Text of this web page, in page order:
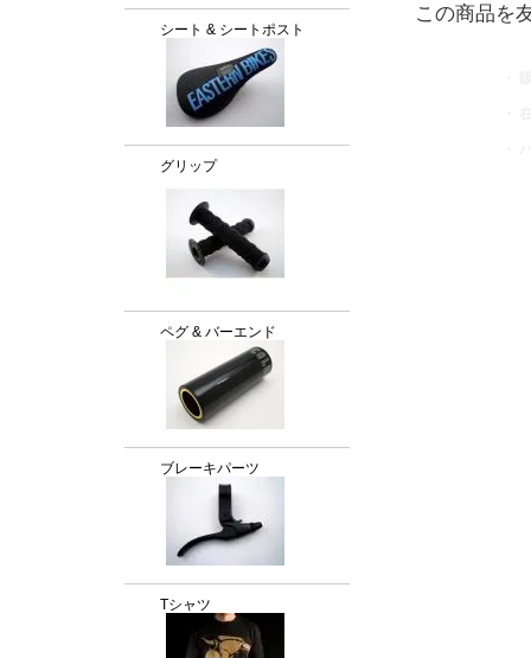
シート & シートポスト
グリップ
ペグ & バーエンド
ブレーキパーツ
Tシャツ
この商品を